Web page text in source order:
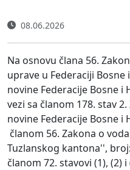
08.06.2026
Na osnovu člana 56.
uprave u Federaciji
novine Federacije Bosne i
vezi sa članom 178. stav
novine Federacije Bosne i
članom 56. Zakona o
Tuzlanskog kantona'',
članom 72. stavovi (1), (2)